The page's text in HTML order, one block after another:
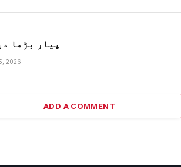
پیار بڑھا
2026
ADD A COMMENT